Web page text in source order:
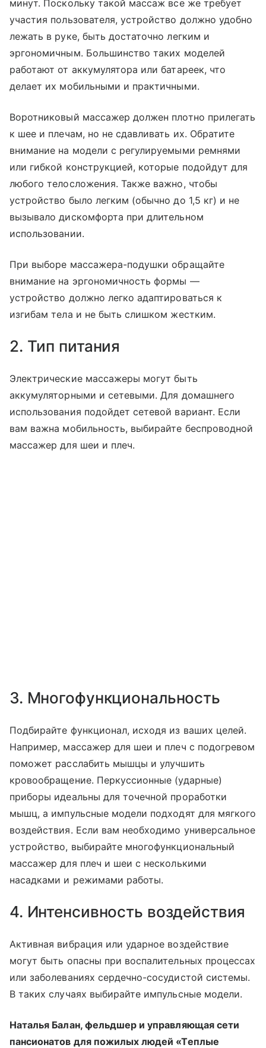
минут. Поскольку такой массаж все же требует
участия пользователя, устройство должно удобно
лежать в руке, быть достаточно легким и
эргономичным. Большинство таких моделей
работают от аккумулятора или батареек, что
делает их мобильными и практичными.
Воротниковый массажер должен плотно прилегать
к шее и плечам, но не сдавливать их. Обратите
внимание на модели с регулируемыми ремнями
или гибкой конструкцией, которые подойдут для
любого телосложения. Также важно, чтобы
устройство было легким (обычно до 1,5 кг) и не
вызывало дискомфорта при длительном
использовании.
При выборе массажера-подушки обращайте
внимание на эргономичность формы —
устройство должно легко адаптироваться к
изгибам тела и не быть слишком жестким.
2. Тип питания
Электрические массажеры могут быть
аккумуляторными и сетевыми. Для домашнего
использования подойдет сетевой вариант. Если
вам важна мобильность, выбирайте беспроводной
массажер для шеи и плеч.
3. Многофункциональность
Подбирайте функционал, исходя из ваших целей.
Например, массажер для шеи и плеч с подогревом
поможет расслабить мышцы и улучшить
кровообращение. Перкуссионные (ударные)
приборы идеальны для точечной проработки
мышц, а импульсные модели подходят для мягкого
воздействия. Если вам необходимо универсальное
устройство, выбирайте многофункциональный
массажер для плеч и шеи с несколькими
насадками и режимами работы.
4. Интенсивность воздействия
Активная вибрация или ударное воздействие
могут быть опасны при воспалительных процессах
или заболеваниях сердечно-сосудистой системы.
В таких случаях выбирайте импульсные модели.
Наталья Балан, фельдшер и управляющая сети
пансионатов для пожилых людей «Теплые